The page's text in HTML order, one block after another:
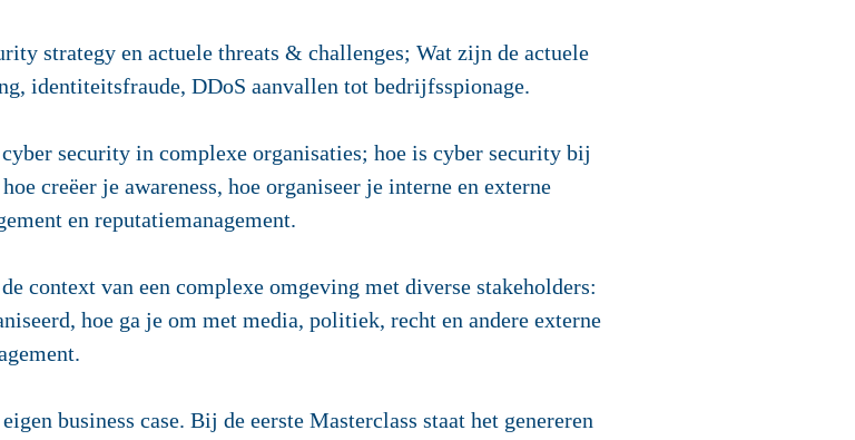
strategy en actuele threats & challenges; Wat zijn de actuele
identiteitsfraude, DDoS aanvallen tot bedrijfsspionage.
security in complexe organisaties; hoe is cyber security bij
creëer je awareness, hoe organiseer je interne en externe
en reputatiemanagement.
context van een complexe omgeving met diverse stakeholders:
hoe ga je om met media, politiek, recht en andere externe
business case. Bij de eerste Masterclass staat het genereren